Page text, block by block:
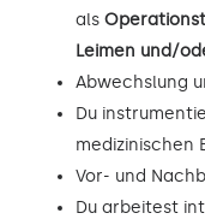
als
Leimen und/
Abwechslung
Du
medizinischen
Vor- und
Du arbeitest